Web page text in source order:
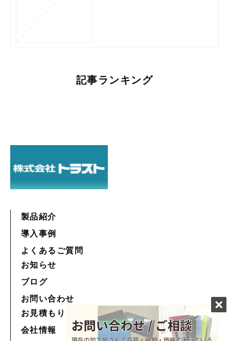
記事ランキング
製品紹介
導入事例
よくあるご質問
お知らせ
ブログ
お問い合わせ
お見積もり
会社情報